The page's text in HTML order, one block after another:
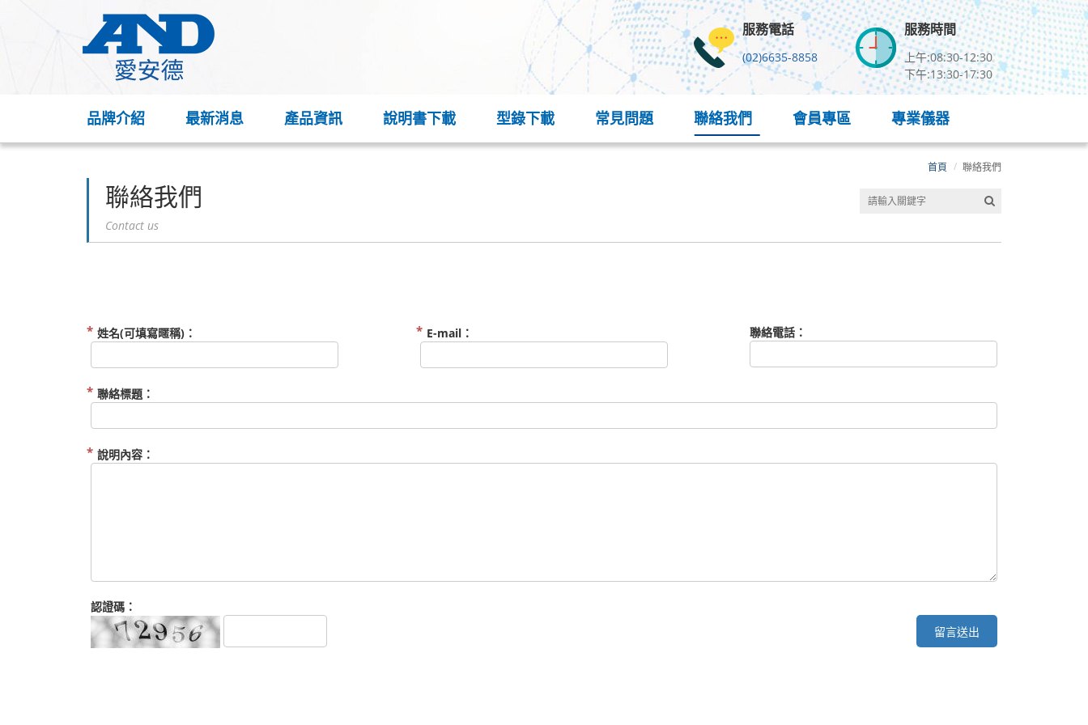
服務電話
(02)6635-8858
服務時間
上午:08:30-12:30
下午:13:30-17:30
品牌介紹 最新消息 產品資訊 說明書下載 型錄下載 常見問題 聯絡我們 會員專區 專業儀器
首頁 聯絡我們
聯絡我們
Contact us
姓名(可填寫暱稱)： E-mail： 聯絡電話：
聯絡標題：
說明內容：
認證碼：